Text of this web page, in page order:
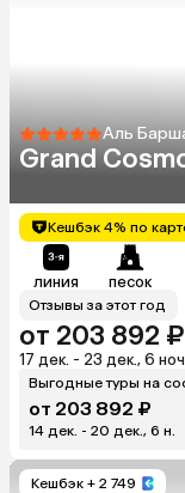
Аль
Grand
Кешбэк 4% по
линия песок
Отзывы за этот год
от 203 892 ₽
17 дек. - 23 дек., 6
Выгодные туры на
от 203 892 ₽
14 дек. - 20 дек., 6 н.
Кешбэк + 2 749